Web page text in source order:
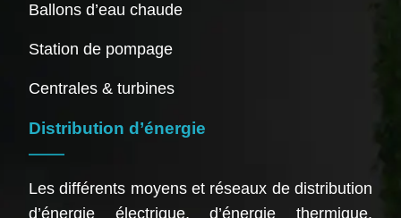
Ballons d’eau chaude
Station de pompage
Centrales & turbines
Distribution d’énergie
Les différents moyens et réseaux de distribution
d’énergie électrique, d’énergie thermique,